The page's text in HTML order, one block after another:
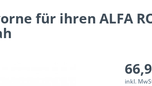
für ihren ALFA
inkl.